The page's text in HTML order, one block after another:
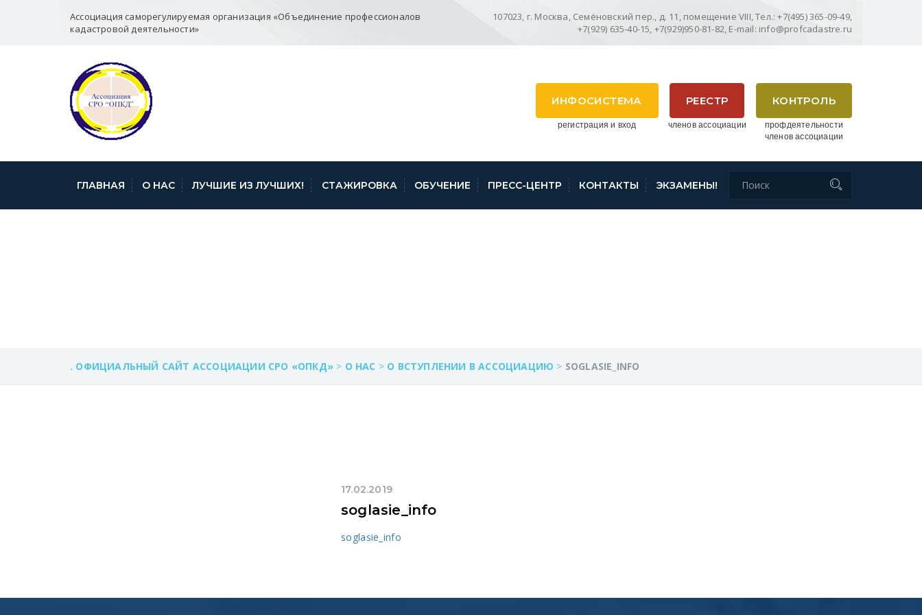
Ассоциация саморегулируемая организация «Объединение профессионалов
кадастровой деятельности»
107023, г. Москва, Семёновский пер., д. 11, помещение VIII, Тел.: +7(495) 365-09-49,
+7(929) 635-40-15, +7(929)950-81-82, E-mail: info@profcadastre.ru
КОНТРОЛЬ
профдеятельности
членов ассоциации
РЕЕСТР
членов ассоциации
ИНФОСИСТЕМА
регистрация и вход
ГЛАВНАЯ О НАС ЛУЧШИЕ ИЗ ЛУЧШИХ! СТАЖИРОВКА ОБУЧЕНИЕ ПРЕСС-ЦЕНТР КОНТАКТЫ ЭКЗАМЕНЫ!
. ОФИЦИАЛЬНЫЙ САЙТ АССОЦИАЦИИ СРО «ОПКД» > О НАС > О ВСТУПЛЕНИИ В АССОЦИАЦИЮ > SOGLASIE_INFO
17.02.2019
soglasie_info
soglasie_info